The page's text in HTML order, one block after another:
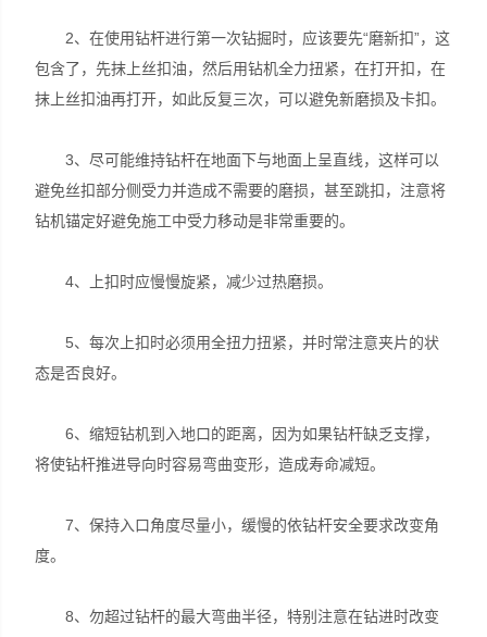
2、在使用钻杆进行第一次钻掘时，应该要先“磨新扣”，这
包含了，先抹上丝扣油，然后用钻机全力扭紧，在打开扣，在
抹上丝扣油再打开，如此反复三次，可以避免新磨损及卡扣。
3、尽可能维持钻杆在地面下与地面上呈直线，这样可以
避免丝扣部分侧受力并造成不需要的磨损，甚至跳扣，注意将
钻机锚定好避免施工中受力移动是非常重要的。
4、上扣时应慢慢旋紧，减少过热磨损。
5、每次上扣时必须用全扭力扭紧，并时常注意夹片的状
态是否良好。
6、缩短钻机到入地口的距离，因为如果钻杆缺乏支撑，
将使钻杆推进导向时容易弯曲变形，造成寿命减短。
7、保持入口角度尽量小，缓慢的依钻杆安全要求改变角
度。
8、勿超过钻杆的最大弯曲半径，特别注意在钻进时改变